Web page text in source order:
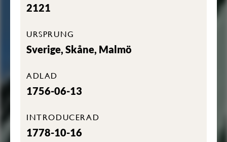
2121
URSPRUNG
Sverige, Skåne, Malmö
ADLAD
1756-06-13
INTRODUCERAD
1778-10-16